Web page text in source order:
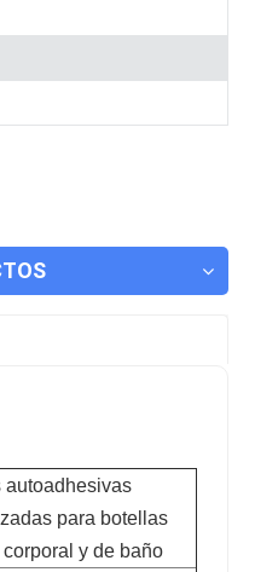
autoadhesivas
para botellas
y de baño